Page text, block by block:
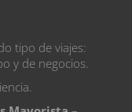
tipo de viajes:
y de negocios.